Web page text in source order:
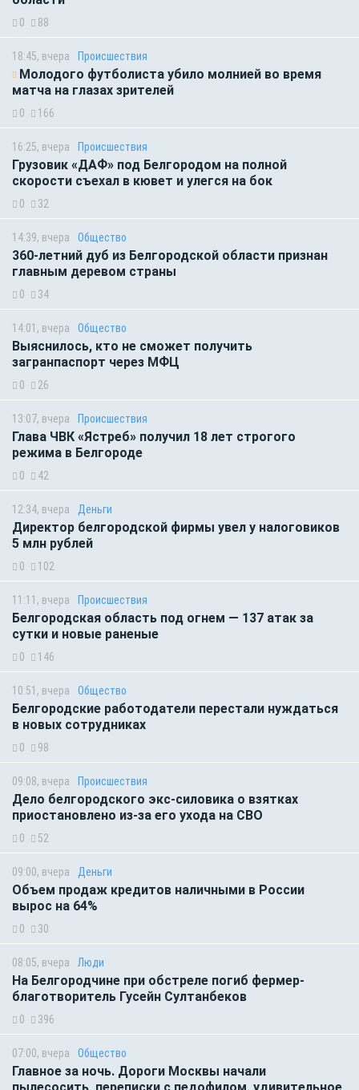
0 88
18:45, вчера Происшествия
Молодого футболиста убило молнией во время
матча на глазах зрителей
0 166
16:25, вчера Происшествия
Грузовик «ДАФ» под Белгородом на полной
скорости съехал в кювет и улегся на бок
0 32
14:39, вчера Общество
360-летний дуб из Белгородской области признан
главным деревом страны
0 34
14:01, вчера Общество
Выяснилось, кто не сможет получить
загранпаспорт через МФЦ
0 26
13:07, вчера Происшествия
Глава ЧВК «Ястреб» получил 18 лет строгого
режима в Белгороде
0 42
12:34, вчера Деньги
Директор белгородской фирмы увел у налоговиков
5 млн рублей
0 102
11:11, вчера Происшествия
Белгородская область под огнем — 137 атак за
сутки и новые раненые
0 146
10:51, вчера Общество
Белгородские работодатели перестали нуждаться
в новых сотрудниках
0 98
09:08, вчера Происшествия
Дело белгородского экс-силовика о взятках
приостановлено из-за его ухода на СВО
0 52
09:00, вчера Деньги
Объем продаж кредитов наличными в России
вырос на 64%
0 30
08:05, вчера Люди
На Белгородчине при обстреле погиб фермер-
благотворитель Гусейн Султанбеков
0 396
07:00, вчера Общество
Главное за ночь. Дороги Москвы начали